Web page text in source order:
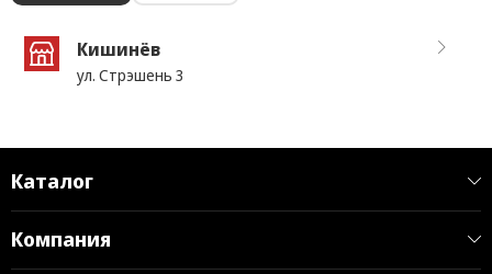
Кишинёв
ул. Стрэшень 3
Каталог
Компания